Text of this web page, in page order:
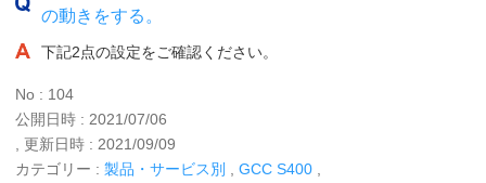
の動きをする。
下記2点の設定をご確認ください。
No : 104
公開日時 : 2021/07/06
, 更新日時 : 2021/09/09
カテゴリー : 製品・サービス別 GCC S400